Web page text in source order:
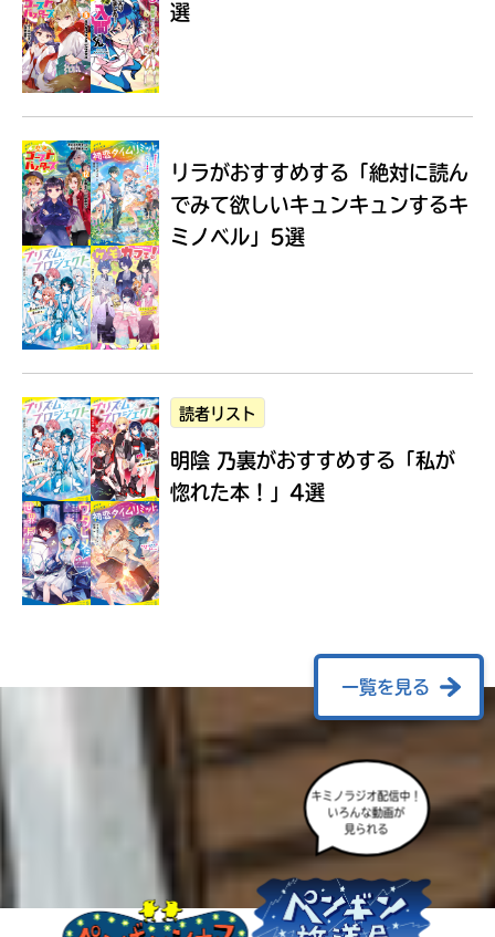
Loading...
選
リラがおすすめする 「絶対に読ん
でみて欲しいキュンキュンするキ
ミノベル」5選
読者リスト
明陰 乃裏がおすすめする 「私が
惚れた本！」4選
一覧を見る
キミノラジオ配信中！
いろんな動画が
見られる
に
エ
も
度
み
て
ね